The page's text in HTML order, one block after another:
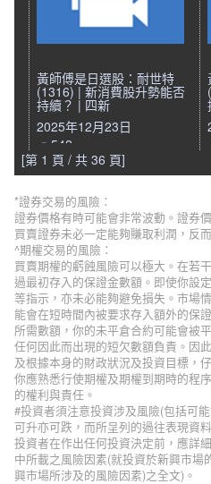
黃師傅是日選股：耐世特
(1316) | 新消費股升勢能否
持續？ | 四新
2025年12月23日
542
[第 1 頁 / 共 36 頁]
*證券交易的風險：
證券價格有時可能會非常波動。證券
買賣證券未必一定能夠賺取利潤，反
^期權交易的風險：
買賣期權的虧蝕風險可以極大。在若
過最初存入的保證金數額。即使你設
等指示，亦未必能夠避免損失。市場
能會在短時間內被要求存入額外的保
所需數額，你的未平倉合約可能會被
任何因此而出現的短欠數額負責。因
及根據本身的財政狀況及投資目標，
你應熟悉行使期權及期權到期時的程
的權利與責任。
#投資者須注意投資涉及風險(包括可
可升亦可跌，而所呈列的過往表現資
投資者在作出任何投資決定前，應詳
中所載之風險因素(就投資於新興市
興市場所涉及的風險因素)之全文)。